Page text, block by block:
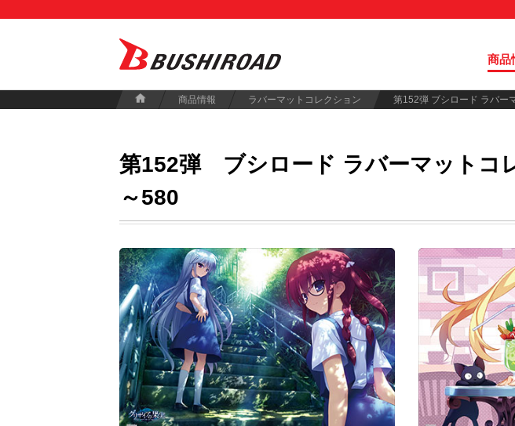
商品
商品情報 ラバーマットコレクション
第152弾
ブシロード ラバーマットコ
～580